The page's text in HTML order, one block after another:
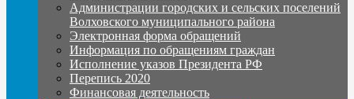
Администрации городских и сельских поселений
Волховского муниципального района
Электронная форма обращений
Информация по обращениям граждан
Исполнение указов Президента РФ
Перепись 2020
Финансовая деятельность